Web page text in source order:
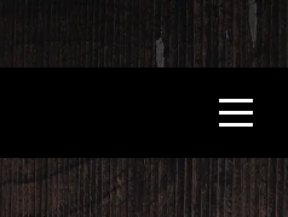
Freunden und Teamkollegen für
ab sofort in die Sommerpause.